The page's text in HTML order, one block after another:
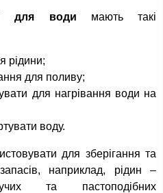
для води мають такі
рідини;
для поливу;
для нагрівання води на
воду.
для зберігання та
наприклад, рідин –
та пастоподібних